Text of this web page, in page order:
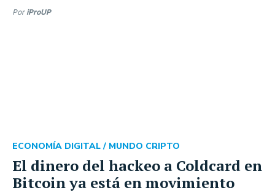
Por iProUP
El dinero del hackeo a Coldcard en
Bitcoin ya está en movimiento
ECONOMÍA DIGITAL / MUNDO CRIPTO